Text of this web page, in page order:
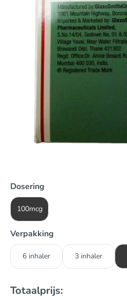
Dosering
100mcg
Verpakking
6 inhaler 3 inhaler
Totaalprijs: